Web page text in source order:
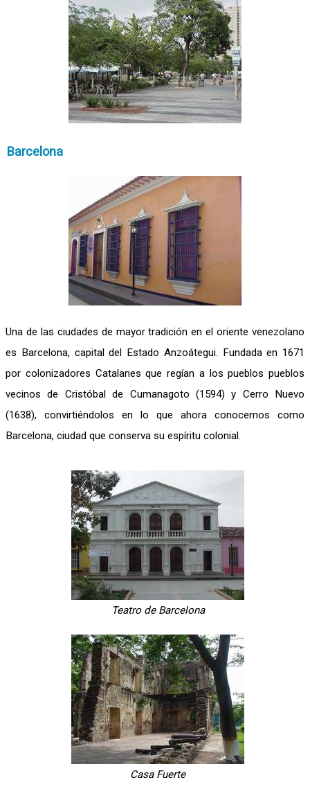
Barcelona
Una de las ciudades de mayor tradición en el oriente venezolano
es Barcelona, capital del Estado Anzoátegui. Fundada en 1671
por colonizadores Catalanes que regían a los pueblos pueblos
vecinos de Cristóbal de Cumanagoto (1594) y Cerro Nuevo
(1638), convirtiéndolos en lo que ahora conocemos como
Barcelona, ciudad que conserva su espíritu colonial.
Teatro de Barcelona
Casa Fuerte